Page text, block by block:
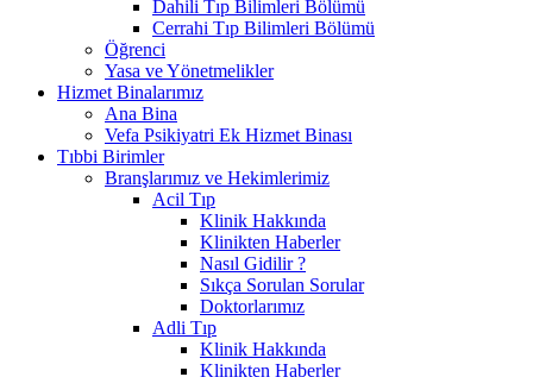
Dahili Tıp Bilimleri Bölümü
Cerrahi Tıp Bilimleri Bölümü
Öğrenci
Yasa ve Yönetmelikler
Hizmet Binalarımız
Ana Bina
Vefa Psikiyatri Ek Hizmet Binası
Tıbbi Birimler
Branşlarımız ve Hekimlerimiz
Acil Tıp
Klinik Hakkında
Klinikten Haberler
Nasıl Gidilir ?
Sıkça Sorulan Sorular
Doktorlarımız
Adli Tıp
Klinik Hakkında
Klinikten Haberler